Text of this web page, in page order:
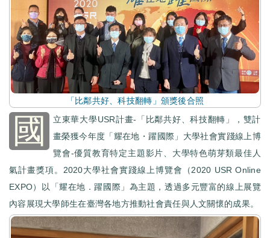
「比鄰共好、科技翻轉」頒獎後合照
國
立東華大學USR計畫-「比鄰共好、科技翻轉」，雙計
畫榮獲今年度「耀在地・躍國際」大學社會實踐線上博
覽會-優質教育特定主題影片、大學特色萌芽類最佳人
氣計畫獎項。2020大學社會實踐線上博覽會（2020 USR Online
EXPO）以「耀在地．躍國際」為主題，透過多元豐富的線上展覽
內容展現大學師生在臺灣各地方推動社會責任與人文關懷的成果。